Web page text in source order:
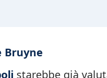
Bruyne
starebbe già